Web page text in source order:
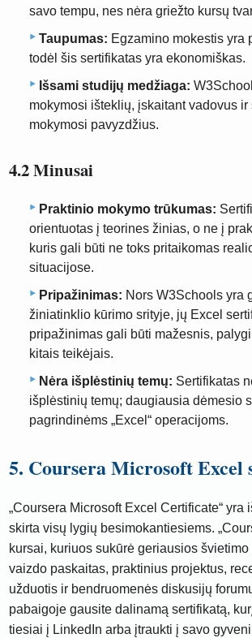
savo tempu, nes nėra griežto kursų
Taupumas: Egzamino mokestis yra
todėl šis sertifikatas yra ekonomiškas.
Išsami studijų medžiaga:
mokymosi išteklių, įskaitant vadovus
mokymosi pavyzdžius.
4.2 Minusai
Praktinio mokymo trūkumas:
orientuotas į teorines žinias, o ne į
kuris gali būti ne toks pritaikomas
situacijose.
Pripažinimas: Nors W3Schools yra
žiniatinklio kūrimo srityje, jų Excel
pripažinimas gali būti mažesnis,
kitais teikėjais.
Nėra išplėstinių temų: Sertifikatas
išplėstinių temų; daugiausia dėmesio
pagrindinėms „Excel“ operacijoms.
5. Coursera Microsoft Excel
„Coursera Microsoft Excel Certificate“ yra
skirta visų lygių besimokantiesiems.
kursai, kuriuos sukūrė geriausios
vaizdo paskaitas, praktinius projektus,
užduotis ir bendruomenės diskusijų
pabaigoje gausite dalinamą sertifikatą,
tiesiai į LinkedIn arba įtraukti į savo